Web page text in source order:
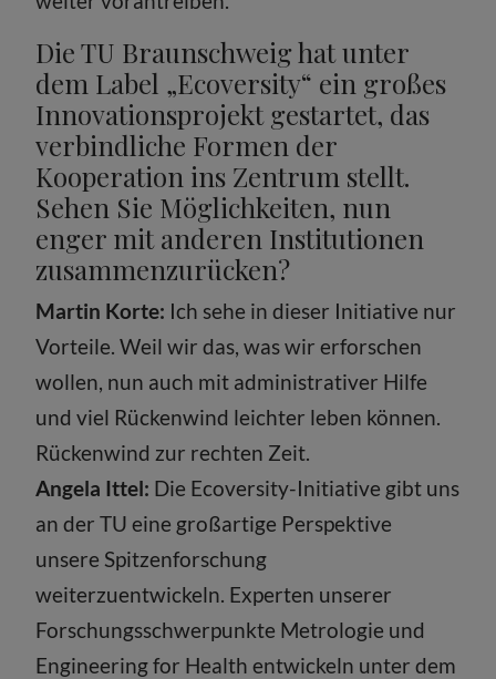
Die TU Braunschweig hat unter
dem Label „Ecoversity“ ein großes
Innovationsprojekt gestartet, das
verbindliche Formen der
Kooperation ins Zentrum stellt.
Sehen Sie Möglichkeiten, nun
enger mit anderen Institutionen
zusammenzurücken?
Martin Korte: Ich sehe in dieser Initiative nur
Vorteile. Weil wir das, was wir erforschen
wollen, nun auch mit administrativer Hilfe
und viel Rückenwind leichter leben können.
Rückenwind zur rechten Zeit.
Angela Ittel: Die Ecoversity-Initiative gibt uns
an der TU eine großartige Perspektive
unsere Spitzenforschung
weiterzuentwickeln. Experten unserer
Forschungsschwerpunkte Metrologie und
Engineering for Health entwickeln unter dem